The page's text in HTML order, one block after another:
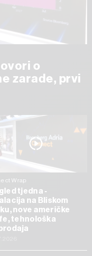
o
zarade, prvi
Wrap
tjedna -
na Bliskom
nove američke
tehnološka